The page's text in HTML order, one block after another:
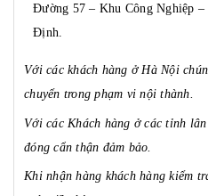
Đường 57 – Khu Công Nghiệp
Định.
Với các khách hàng ở Hà Nội
chuyển trong phạm vi nội thành.
Với các Khách hàng ở các tỉnh
đóng cẩn thận đảm bảo.
Khi nhận hàng khách hàng kiểm